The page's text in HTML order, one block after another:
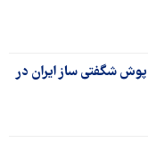
شگفتی ساز ایران در